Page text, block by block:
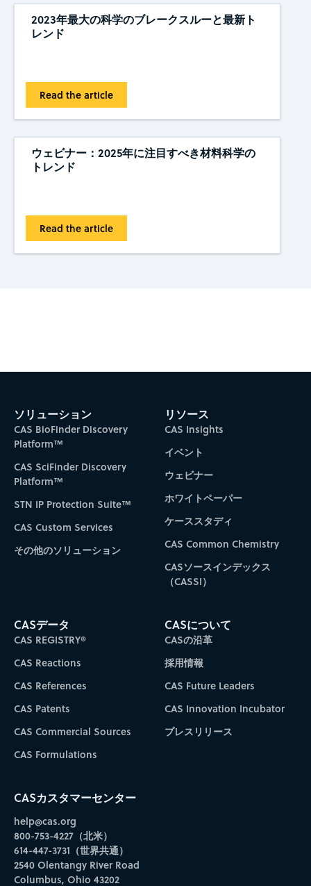
2023年最大の科学のブレークスルーと最新ト
レンド
Read the article
ウェビナー：2025年に注目すべき材料科学の
トレンド
Read the article
Subscribe to CAS Insights
ソリューション
CAS BioFinder Discovery
Platform™
CAS SciFinder Discovery
Platform™
STN IP Protection Suite™
CAS Custom Services
その他のソリューション
リソース
CAS Insights
イベント
ウェビナー
ホワイトペーパー
ケーススタディ
CAS Common Chemistry
CASソースインデックス
（CASSI）
CASデータ
CAS REGISTRY®
CAS Reactions
CAS References
CAS Patents
CAS Commercial Sources
CAS Formulations
CASについて
CASの沿革
採用情報
CAS Future Leaders
CAS Innovation Incubator
プレスリリース
CASカスタマーセンター
help@cas.org
800-753-4227（北米）
614-447-3731（世界共通）
2540 Olentangy River Road
Columbus, Ohio 43202